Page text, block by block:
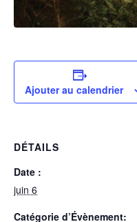
Ajouter au calendrier
DÉTAILS
Date :
juin 6
Catégorie d’Évènement: